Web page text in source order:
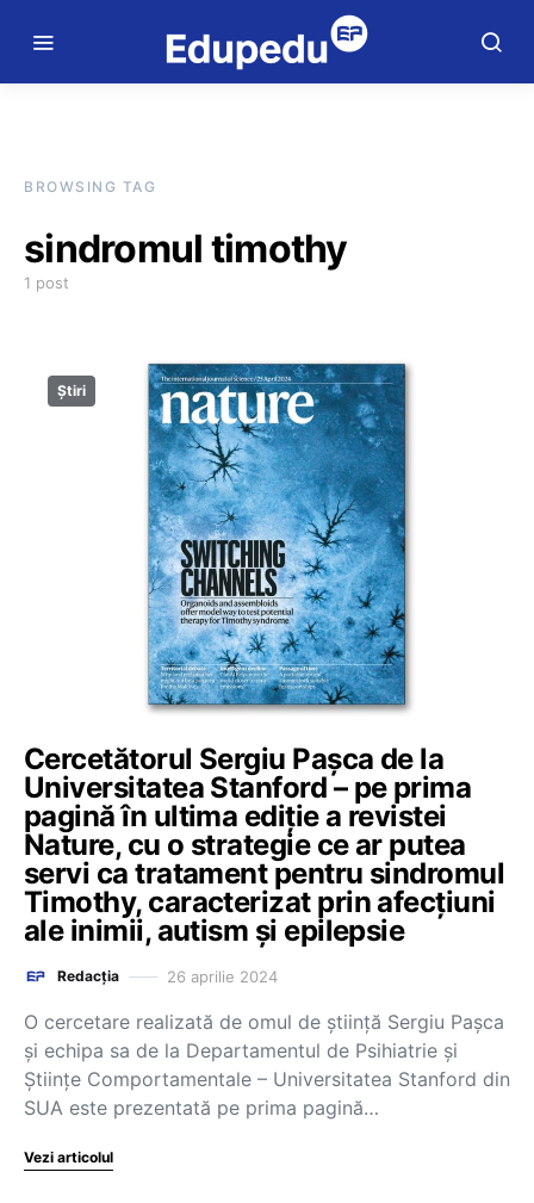
BROWSING TAG
sindromul timothy
1 post
Știri
Cercetătorul Sergiu Pașca de la
Universitatea Stanford – pe prima
pagină în ultima ediție a revistei
Nature, cu o strategie ce ar putea
servi ca tratament pentru sindromul
Timothy, caracterizat prin afecțiuni
ale inimii, autism și epilepsie
Redacția 26 aprilie 2024
O cercetare realizată de omul de știință Sergiu Pașca
și echipa sa de la Departamentul de Psihiatrie și
Științe Comportamentale – Universitatea Stanford din
SUA este prezentată pe prima pagină…
Vezi articolul